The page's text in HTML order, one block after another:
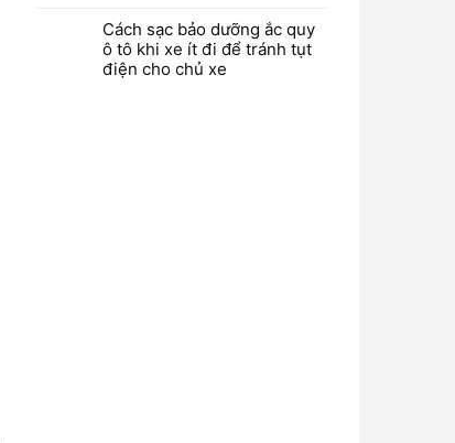
Cách sạc bảo dưỡng ắc quy
ô tô khi xe ít đi để tránh tụt
điện cho chủ xe